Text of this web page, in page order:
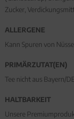
Zucker,
ALLERGENE
Kann Spuren von
PRIMÄRZUTAT(EN)
Tee nicht aus Bayern/
HALTBARKEIT
Unsere